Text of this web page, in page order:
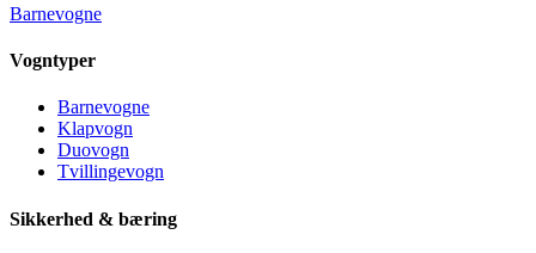
Barnevogne
Vogntyper
Barnevogne
Klapvogn
Duovogn
Tvillingevogn
Sikkerhed & bæring